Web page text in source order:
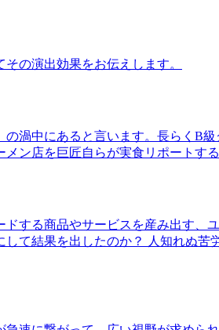
の演出効果をお伝えします。
渦中にあると言います。長らくB
ン店を巨匠自らが実食リポートする
する商品やサービスを産み出す、
て結果を出したのか？ 人知れぬ